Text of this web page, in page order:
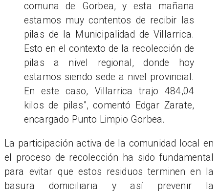
comuna de Gorbea, y esta mañana
estamos muy contentos de recibir las
pilas de la Municipalidad de Villarrica.
Esto en el contexto de la recolección de
pilas a nivel regional, donde hoy
estamos siendo sede a nivel provincial.
En este caso, Villarrica trajo 484,04
kilos de pilas”, comentó Edgar Zarate,
encargado Punto Limpio Gorbea.
La participación activa de la comunidad local en
el proceso de recolección ha sido fundamental
para evitar que estos residuos terminen en la
basura domiciliaria y así prevenir la